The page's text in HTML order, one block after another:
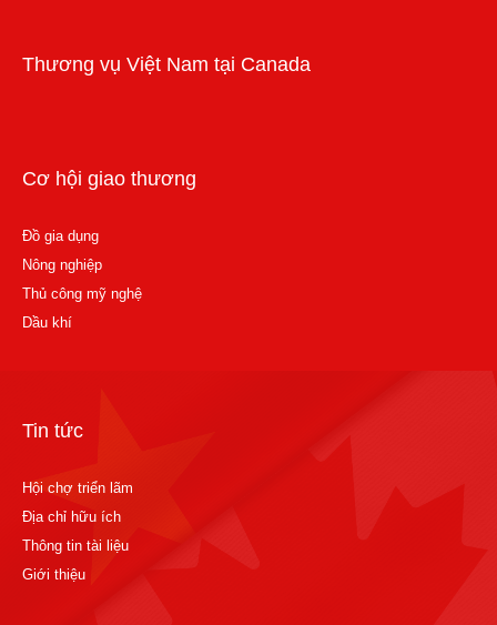
Thương vụ Việt Nam tại Canada
Cơ hội giao thương
Đồ gia dụng
Nông nghiệp
Thủ công mỹ nghệ
Dầu khí
Tin tức
Hội chợ triển lãm
Địa chỉ hữu ích
Thông tin tài liệu
Giới thiệu